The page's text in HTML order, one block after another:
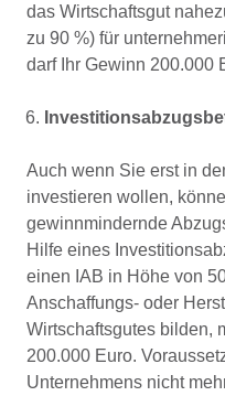
das Wirtschaftsgut
zu 90 %) für
darf Ihr Gewinn 200.000
Auch wenn Sie erst in
investieren wollen,
gewinnmindernde
Hilfe eines
einen IAB in Höhe von
Anschaffungs- oder
Wirtschaftsgutes bilden,
200.000 Euro.
Unternehmens nicht